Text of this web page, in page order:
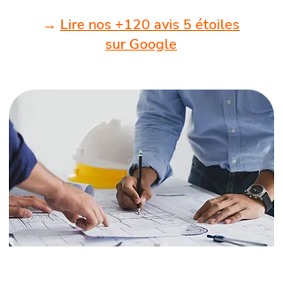
→ Lire nos +120 avis 5 étoiles
sur Google